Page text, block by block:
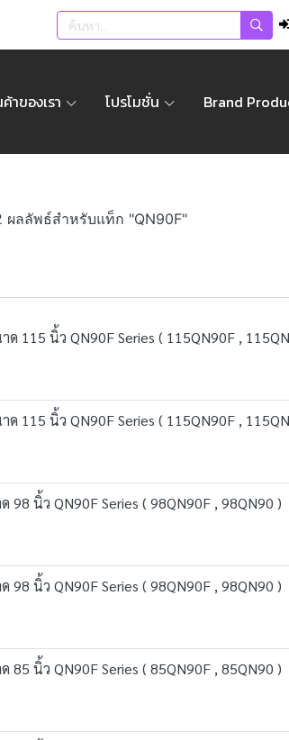
าของเรา โปรโมชั่น Brand
ผลลัพธ์สำหรับแท็ก "QN90F"
ด 115 นิ้ว QN90F Series ( 115QN90F ,
ด 115 นิ้ว QN90F Series ( 115QN90F ,
98 นิ้ว QN90F Series ( 98QN90F , 98QN90 )
98 นิ้ว QN90F Series ( 98QN90F , 98QN90 )
85 นิ้ว QN90F Series ( 85QN90F , 85QN90 )